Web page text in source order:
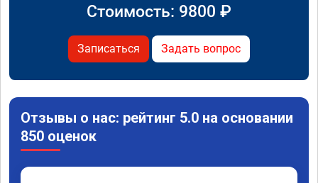
Стоимость: 9800 ₽
Записаться Задать вопрос
Отзывы о нас: рейтинг 5.0 на основании
850 оценок